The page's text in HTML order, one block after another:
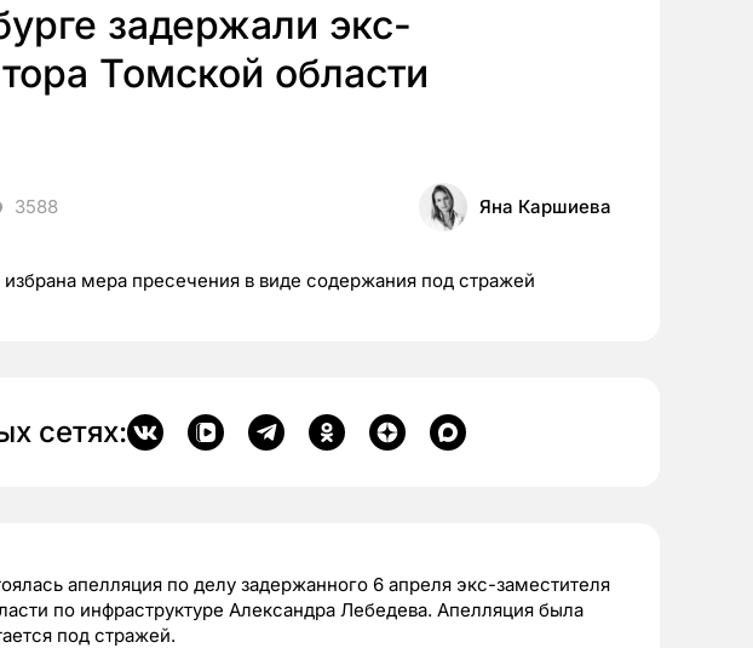
задержали экс-
Томской области
3588 Яна Каршиева
мера пресечения в виде содержания под стражей
сетях:
апелляция по делу задержанного 6 апреля экс-заместителя
по инфраструктуре Александра Лебедева. Апелляция была
под стражей.